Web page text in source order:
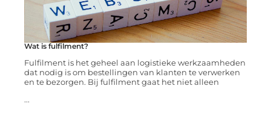
Wat is fulfilment?
Fulfilment is het geheel aan logistieke werkzaamheden
dat nodig is om bestellingen van klanten te verwerken
en te bezorgen. Bij fulfilment gaat het niet alleen
...